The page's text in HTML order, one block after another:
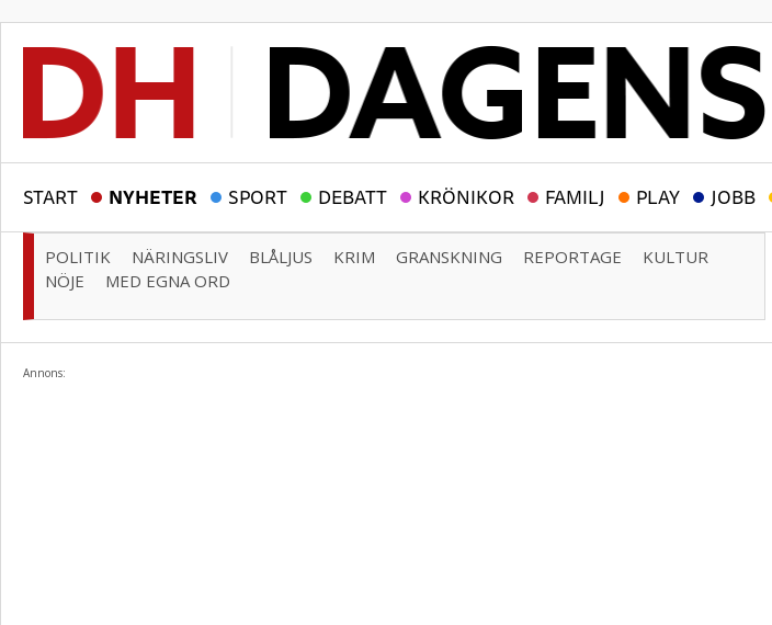
START NYHETER SPORT DEBATT KRÖNIKOR FAMILJ PLAY JOBB
POLITIK NÄRINGSLIV BLÅLJUS KRIM GRANSKNING REPORTAGE
KULTUR
NÖJE
MED EGNA ORD
Annons: